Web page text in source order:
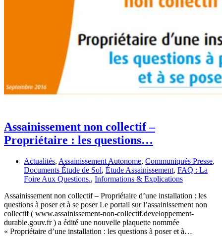
Assainissement non collectif –
Propriétaire : les questions…
Actualités, Assainissement Autonome, Communiqués Presse,
Documents Étude de Sol, Étude Assainissement, FAQ : La
Foire Aux Questions., Informations & Explications
Assainissement non collectif – Propriétaire d’une installation : les
questions à poser et à se poser Le portail sur l’assainissement non
collectif ( www.assainissement-non-collectif.developpement-
durable.gouv.fr ) a édité une nouvelle plaquette nommée
« Propriétaire d’une installation : les questions à poser et à…